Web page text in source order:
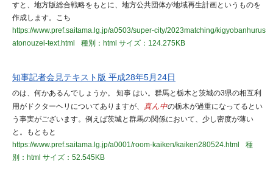
すと、地方版総合戦略をもとに、地方公共団体が地域再生計画というものを
作成します。こち
https://www.pref.saitama.lg.jp/a0503/super-city/2023matching/kigyobanhurus
atonouzei-text.html
種別：html サイズ：124.275KB
知事記者会見テキスト版 平成28年5月24日
のは、何かあるんでしょうか。 知事 はい。群馬と栃木と茨城の3県の相互利
用がドクターヘリについてありますが、 真ん中の栃木が過重になってるとい
う事実がございます。例えば茨城と群馬の関係において、少し密度が薄い
と。もともと
https://www.pref.saitama.lg.jp/a0001/room-kaiken/kaiken280524.html
種
別：html サイズ：52.545KB